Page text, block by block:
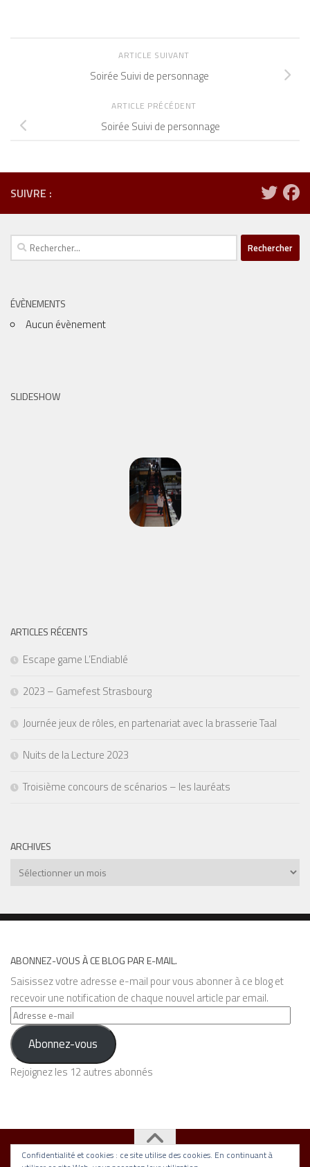
ARTICLE SUIVANT
Soirée Suivi de personnage
ARTICLE PRÉCÉDENT
Soirée Suivi de personnage
SUIVRE :
Rechercher :
ÉVÈNEMENTS
Aucun évènement
SLIDESHOW
ARTICLES RÉCENTS
Escape game L’Endiablé
2023 – Gamefest Strasbourg
Journée jeux de rôles, en partenariat avec la brasserie Taal
Nuits de la Lecture 2023
Troisième concours de scénarios – les lauréats
ARCHIVES
Archives
ABONNEZ-VOUS À CE BLOG PAR E-MAIL.
Saisissez votre adresse e-mail pour vous abonner à ce blog et
recevoir une notification de chaque nouvel article par email.
Adresse
e-
mail Abonnez-vous
Rejoignez les 12 autres abonnés
Confidentialité et cookies : ce site utilise des cookies. En continuant à